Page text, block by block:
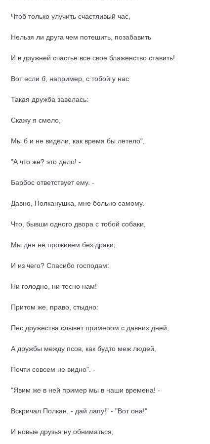
Чтоб только улучить счастливый час,
Нельзя ли друга чем потешить, позабавить
И в дружней счастье все свое блаженство ставить!
Вот если б, например, с тобой у нас
Такая дружба завелась:
Скажу я смело,
Мы б и не видели, как время бы летело",
"А что же? это дело! -
Барбос ответствует ему. -
Давно, Полканушка, мне больно самому.
Что, бывши одного двора с тобой собаки,
Мы дня не проживем без драки;
И из чего? Спасибо господам:
Ни голодно, ни тесно нам!
Притом же, право, стыдно:
Пес дружества слывет примером с давних дней,
А дружбы между псов, как будто меж людей,
Почти совсем не видно". -
"Явим же в ней пример мы в наши времена! -
Вскричал Полкан, - дай лапу!" - "Вот она!"
И новые друзья ну обниматься,